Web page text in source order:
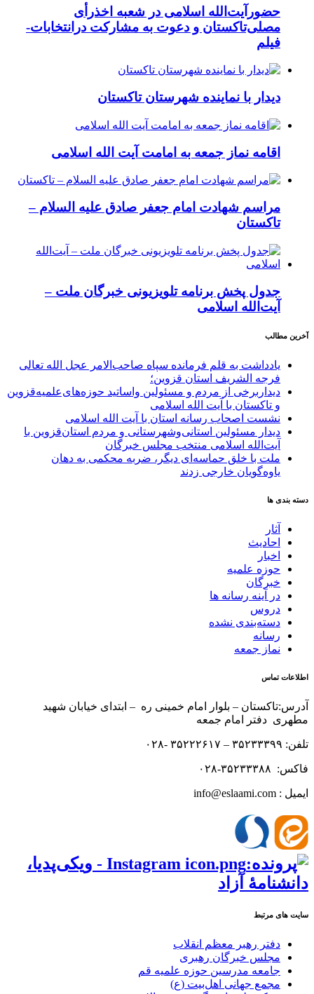
حضورآیت‌الله اسلامی در شعبه اخذرأی
مصلی‌تاکستان و دعوت به مشارکت درانتخابات-
فیلم
دیدار با نماینده شهرستان تاکستان
اقامه نماز جمعه به امامت آیت الله اسلامی
مراسم شهادت امام جعفر صادق علیه السلام –
تاکستان
جدول پخش برنامه تلویزیونی خبرگان ملت –
آیت‌الله اسلامی
آخرین مطالب
یادداشت به قلم فرمانده سپاه صاحب‌الامر عجل الله تعالی
فرجه الشریف استان قزوین؛
دیداربرخی از مردم و مسئولین واساتید حوزه‌های‌علمیه‌قزوین
و تاکستان با آیت الله اسلامی
نشست اصحاب رسانه استان با آیت الله اسلامی
دیدار مسئولین استانی‌وشهرستانی و مردم‌ استان‌قزوین با
آیت‌الله‌ اسلامی منتخب مجلس‌ خبرگان
ملت با خلق حماسه‌ای دیگر، ضربه محکمی به دهان
یاوه‌گویان خارجی زدند
دسته بندی ها
آثار
احادیث
اخبار
حوزه علمیه
خبرگان
در آینه رسانه ها
دروس
دسته‌بندی نشده
رسانه
نماز جمعه
اطلاعات تماس
آدرس:تاکستان – بلوار امام خمینی ره – ابتدای خیابان شهید
مطهری دفتر امام جمعه
تلفن: ۳۵۲۳۳۳۹۹ – ۳۵۲۲۲۶۱۷ -۰۲۸
فاکس: ۳۵۲۳۳۳۸۸-۰۲۸
ایمیل : info@eslaami.com
سایت های مرتبط
دفتر رهبر معظم انقلاب
مجلس خبرگان رهبری
جامعه مدرسین حوزه علمیه قم
مجمع جهانی اهل‌بیت (ع)